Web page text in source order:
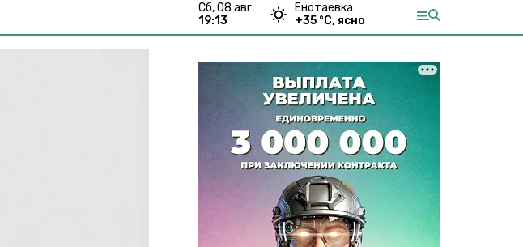
сб, 08 авг.
19:13
Енотаевка
+35 °С, ясно